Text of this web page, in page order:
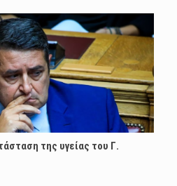
της υγείας του Γ.